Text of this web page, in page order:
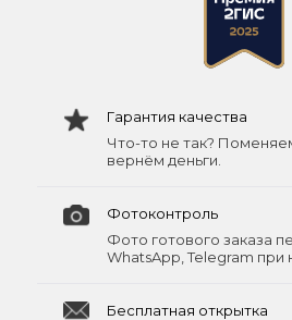
Гарантия качества
Что-то не так?
вернём деньги.
Фотоконтроль
Фото готового заказа
WhatsApp, Telegram при
Бесплатная открытка